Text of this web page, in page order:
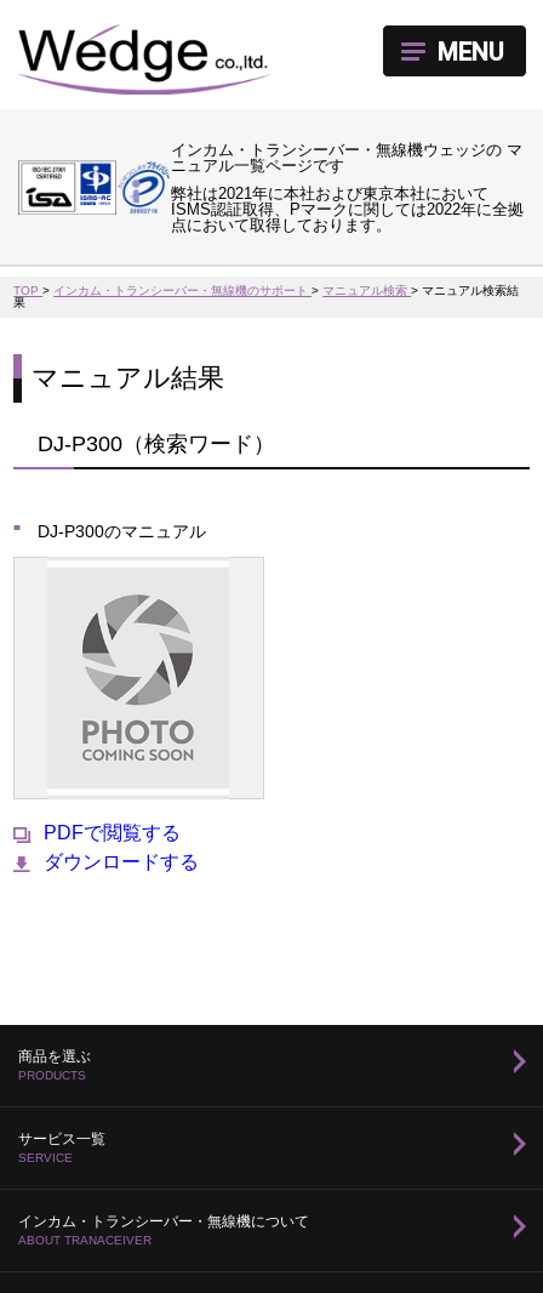
インカム・トランシーバー・無線機ウェッジの マ
ニュアル一覧ページです
弊社は2021年に本社および東京本社において
ISMS認証取得、Pマークに関しては2022年に全拠
点において取得しております。
MENU
TOP> インカム・トランシーバー・無線機のサポート>マニュアル検索>マニュアル検索結
果
マニュアル結果
DJ-P300（検索ワード）
DJ-P300のマニュアル
PDFで閲覧する
ダウンロードする
商品を選ぶ
PRODUCTS
サービス一覧
SERVICE
インカム・トランシーバー・無線機について
ABOUT TRANACEIVER